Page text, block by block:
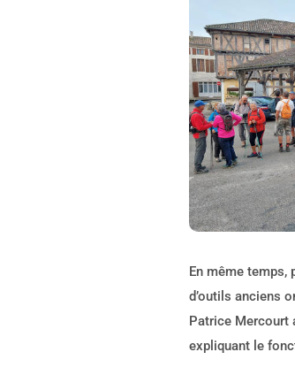
En même
d’outils anciens
Patrice Mercourt
expliquant le